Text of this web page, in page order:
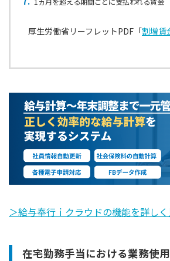
厚生労働省リーフレットPDF「割増賃
＞給与奉行ｉクラウドの機能を詳し
在宅勤務手当における業務使